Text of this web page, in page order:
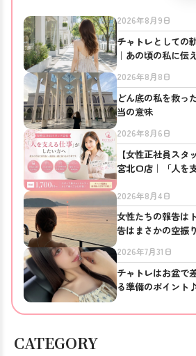
2026年8月9日
チャトレとしての
｜あの頃の私に伝
2026年8月8日
どん底の私を救っ
当の意味
2026年8月6日
【女性正社員ス
宮北口店｜「人を
2026年8月4日
女性たちの報告は
告はまさかの空振り
2026年7月31日
チャトレはお盆で
る準備のポイント♪
CATEGORY